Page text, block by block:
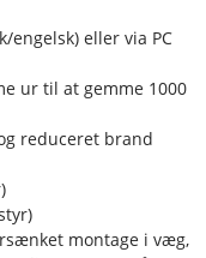
engelsk) eller via PC
ur til at gemme 1000
reduceret brand
montage i væg,